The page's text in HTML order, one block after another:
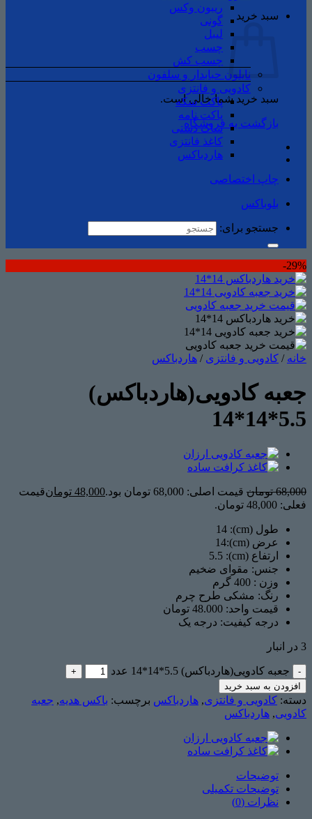
سبد خرید
سبد خرید شما خالی است.
بازگشت به فروشگاه
ریبون وکس
گونی
لیبل
چسب
چسب ‌کش
نایلون حبابدار و سلفون
کادویی و فانتزی
پاکت سکه
پاکت نامه
ساک دستی
کاغذ فانتزی
هاردباکس
چاپ اختصاصی
بلوباکس
جستجو برای:
29%-
خانه / کادویی و فانتزی / هاردباکس
جعبه کادویی(هاردباکس)
5.5*14*14
68,000 تومان قیمت اصلی: 68,000 تومان بود. 48,000 تومانقیمت
فعلی: 48,000 تومان.
طول (cm): 14
عرض (cm):14
ارتفاع (cm): 5.5
جنس: مقوای ضخیم
وزن : 400
گرم
رنگ: مشکی طرح چرم
قیمت واحد: 48.000 تومان
درجه کیفیت: درجه یک
3 در انبار
جعبه کادویی(هاردباکس) 5.5*14*14 عدد
افزودن به سبد خرید
دسته: کادویی و فانتزی, هاردباکس برچسب: باکس هدیه, جعبه
کادویی, هاردباکس
توضیحات
توضیحات تکمیلی
نظرات (0)